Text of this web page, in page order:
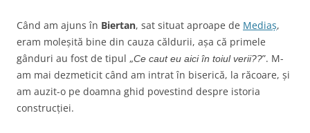
Când am ajuns în Biertan, sat situat aproape de Mediaș,
eram moleșită bine din cauza căldurii, așa că primele
gânduri au fost de tipul „Ce caut eu aici în toiul verii??”. M-
am mai dezmeticit când am intrat în biserică, la răcoare, și
am auzit-o pe doamna ghid povestind despre istoria
construcției.